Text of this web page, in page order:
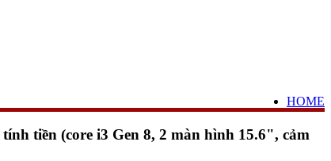
HOME
tiền (core i3 Gen 8, 2 màn hình 15.6", cảm